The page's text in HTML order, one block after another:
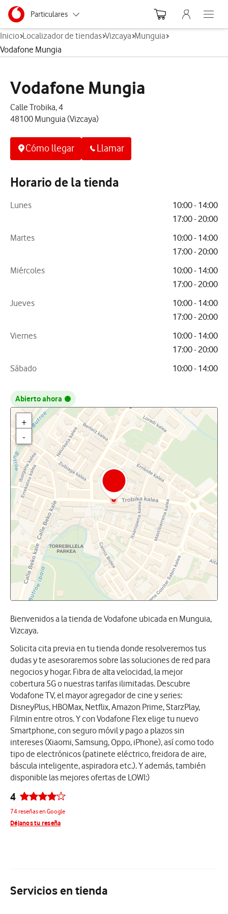
Ir a la pagina principal de vodafone.es
Menu navegación Segmento
Particulares
Autónomos
Grandes empresas y AA.PP.
Menu
Abre el
Inicio Localizador de tiendas Vizcaya Munguia
Vodafone Mungia
Vodafone Mungia
Calle Trobika, 4
48100 Munguia (Vizcaya)
Cómo llegar Llamar
Horario de la tienda
Lunes
10:00 - 14:00
17:00 - 20:00
Martes
10:00 - 14:00
17:00 - 20:00
Miércoles
10:00 - 14:00
17:00 - 20:00
Jueves
10:00 - 14:00
17:00 - 20:00
Viernes
10:00 - 14:00
17:00 - 20:00
Sábado
10:00 - 14:00
Abierto ahora
+
-
Bienvenidos a la tienda de Vodafone ubicada en Munguia,
Vizcaya.
Solicita cita previa en tu tienda donde resolveremos tus
dudas y te asesoraremos sobre las soluciones de red para
negocios y hogar. Fibra de alta velocidad, la mejor
cobertura 5G o nuestras tarifas ilimitadas. Descubre
Vodafone TV, el mayor agregador de cine y series:
DisneyPlus, HBOMax, Netflix, Amazon Prime, StarzPlay,
Filmin entre otros. Y con Vodafone Flex elige tu nuevo
Smartphone, con seguro móvil y pago a plazos sin
intereses (Xiaomi, Samsung, Oppo, iPhone), así como todo
tipo de electrónicos (patinete eléctrico, freidora de aire,
báscula inteligente, aspiradora etc.). Y además, también
disponible las mejores ofertas de LOWI:)
4
74 reseñas en Google
Déjanos tu reseña
Servicios en tienda